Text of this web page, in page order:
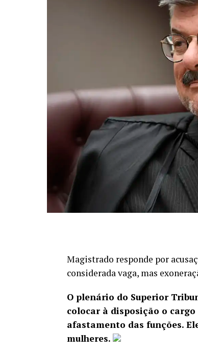
Magistrado responde por
considerada vaga, mas
O plenário do Superior
colocar à disposição o
afastamento das funções.
mulheres.